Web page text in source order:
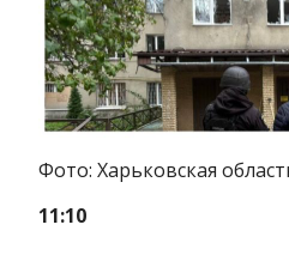
Фото: Харьковская
11:10